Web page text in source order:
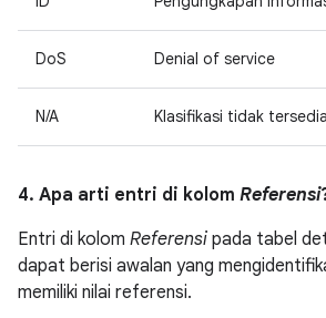
DoS Denial of service
N/A Klasifikasi tidak tersedia
4. Apa arti entri di kolom Referensi
Entri di kolom Referensi pada tabel
dapat berisi awalan yang
memiliki nilai referensi.